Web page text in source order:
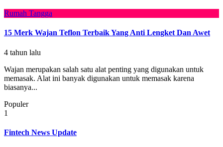
Rumah Tangga
15 Merk Wajan Teflon Terbaik Yang Anti Lengket Dan Awet
4 tahun lalu
Wajan merupakan salah satu alat penting yang digunakan untuk
memasak. Alat ini banyak digunakan untuk memasak karena
biasanya...
Populer
1
Fintech News Update